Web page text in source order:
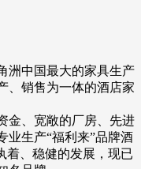
洲中国最大的家具生产
、销售为一体的酒店家
金、宽敞的厂房、先进
业生产“福利来”品牌酒
着、稳健的发展，现已